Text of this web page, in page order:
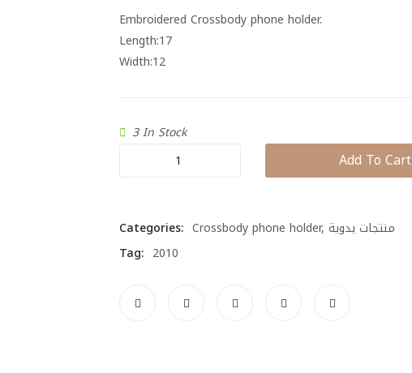
Embroidered Crossbody phone holder.
Length:17
Width:12
3 In Stock
Crossbody
Add To Cart
Categories: Crossbody phone holder, منتجات يدوية
Tag: 2010